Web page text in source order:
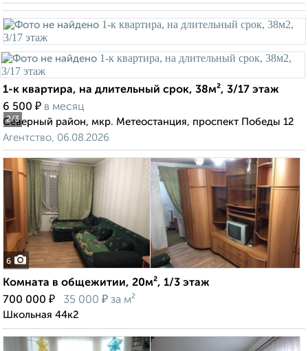
2/3
1-к квартира, на длительный срок, 38м², 3/17 этаж
6 500 ₽ в месяц
Северный район, мкр. Метеостанция, проспект Победы 12
Агентство, 06.08.2026
6
Комната в общежитии, 20м², 1/3 этаж
700 000 ₽ 35 000 ₽ за м²
Школьная 44к2